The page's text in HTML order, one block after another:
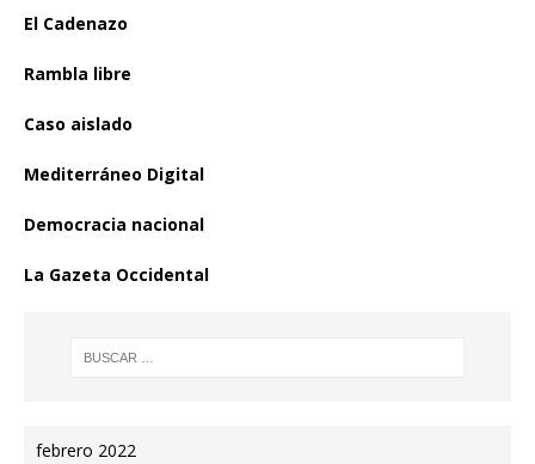
El Cadenazo
Rambla libre
Caso aislado
Mediterráneo Digital
Democracia nacional
La Gazeta Occidental
febrero 2022